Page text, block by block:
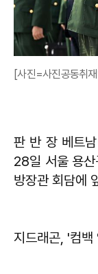
[사진=사진공동취
판 반 장 베트
28일 서울 용산
방장관 회담에
지드래곤, '컴